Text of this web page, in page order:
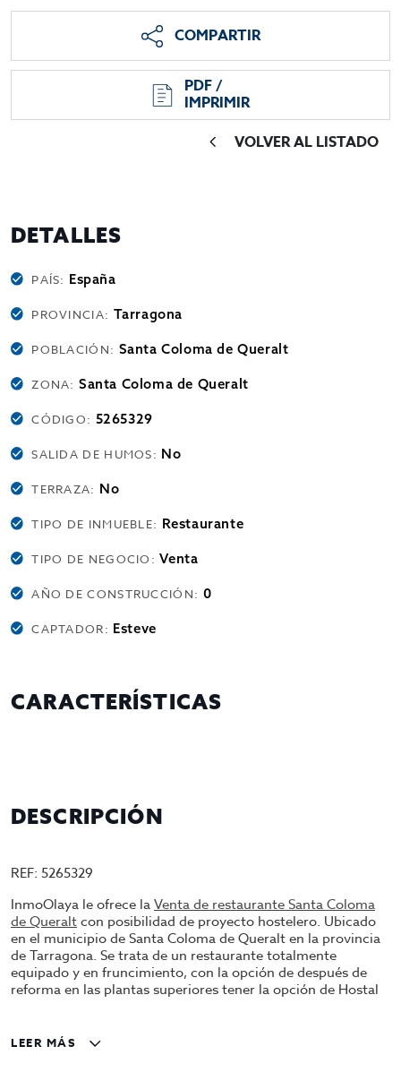
COMPARTIR
PDF /
IMPRIMIR
VOLVER AL LISTADO
DETALLES
PAÍS: España
PROVINCIA: Tarragona
POBLACIÓN: Santa Coloma de Queralt
ZONA:Santa Coloma de Queralt
CÓDIGO: 5265329
SALIDA DE HUMOS: No
TERRAZA: No
TIPO DE INMUEBLE: Restaurante
TIPO DE NEGOCIO:Venta
AÑO DE CONSTRUCCIÓN: 0
CAPTADOR: Esteve
CARACTERÍSTICAS
DESCRIPCIÓN
REF: 5265329
InmoOlaya le ofrece laVenta de restaurante Santa Coloma
de Queraltcon posibilidad de proyecto hostelero. Ubicado
en el municipio de Santa Coloma de Queralt en la provincia
de Tarragona. Se trata de un restaurante totalmente
equipado y en fruncimiento, con la opción de después de
reforma en las plantas superiores tener la opción de Hostal
El establecimiento da a dos calles y esta ubicado en el
LEER MÁS